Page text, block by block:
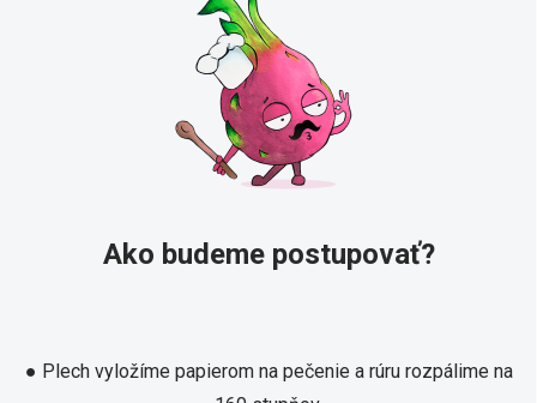
Ako budeme postupovať?
● Plech vyložíme papierom na pečenie a rúru rozpálime na